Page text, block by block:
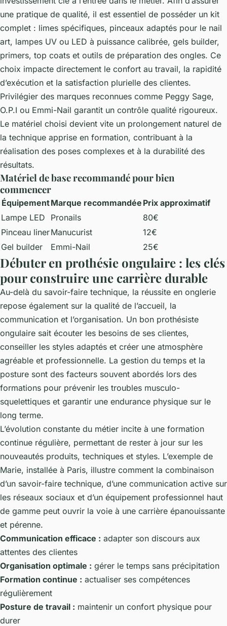
une pratique de qualité, il est essentiel de posséder un kit
complet : limes spécifiques, pinceaux adaptés pour le nail
art, lampes UV ou LED à puissance calibrée, gels builder,
primers, top coats et outils de préparation des ongles. Ce
choix impacte directement le confort au travail, la rapidité
d’exécution et la satisfaction plurielle des clientes.
Privilégier des marques reconnues comme Peggy Sage,
O.P.I ou Emmi-Nail garantit un contrôle qualité rigoureux.
Le matériel choisi devient vite un prolongement naturel de
la technique apprise en formation, contribuant à la
réalisation des poses complexes et à la durabilité des
résultats.
Matériel de base recommandé pour bien
commencer
ÉquipementMarque recommandée Prix approximatif
Lampe LED
Pronails
80€
Pinceau linerManucurist
12€
Gel builder
Emmi-Nail 25€
Débuter en prothésie ongulaire : les clés
pour construire une carrière durable
Au-delà du savoir-faire technique, la réussite en onglerie
repose également sur la qualité de l’accueil, la
communication et l’organisation. Un bon prothésiste
ongulaire sait écouter les besoins de ses clientes,
conseiller les styles adaptés et créer une atmosphère
agréable et professionnelle. La gestion du temps et la
posture sont des facteurs souvent abordés lors des
formations pour prévenir les troubles musculo-
squelettiques et garantir une endurance physique sur le
long terme.
L’évolution constante du métier incite à une formation
continue régulière, permettant de rester à jour sur les
nouveautés produits, techniques et styles. L’exemple de
Marie, installée à Paris, illustre comment la combinaison
d’un savoir-faire technique, d’une communication active sur
les réseaux sociaux et d’un équipement professionnel haut
de gamme peut ouvrir la voie à une carrière épanouissante
et pérenne.
Communication efficace : adapter son discours aux
attentes des clientes
Organisation optimale : gérer le temps sans précipitation
Formation continue : actualiser ses compétences
régulièrement
Posture de travail : maintenir un confort physique pour
durer